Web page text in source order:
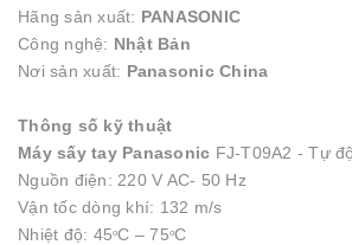
Hãng sản xuất: PANASONIC
Công nghệ: Nhật Bản
Nơi sản xuất: Panasonic China
Thông số kỹ thuật
Máy sấy tay Panasonic FJ-T09A2 - Tự
Nguồn điện: 220 V AC- 50 Hz
Vận tốc dòng khí: 132 m/s
Nhiệt độ: 45oC – 75oC